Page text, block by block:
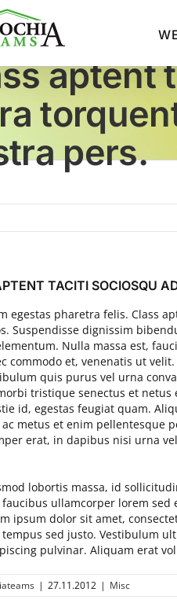
aptent
pers.
TACITI SOCIOSQU
egestas pharetra felis. Class
Suspendisse dignissim
Nulla massa est,
commodo et, venenatis ut
quis purus vel urna
tristique senectus et netus
id, egestas feugiat quam.
metus et enim pellentesque
erat, in dapibus nisi urna
lobortis massa, id
ullamcorper lorem sed
ipsum dolor sit amet,
sed justo. Vestibulum
pulvinar. Aliquam erat
| 27.11.2012 | Misc